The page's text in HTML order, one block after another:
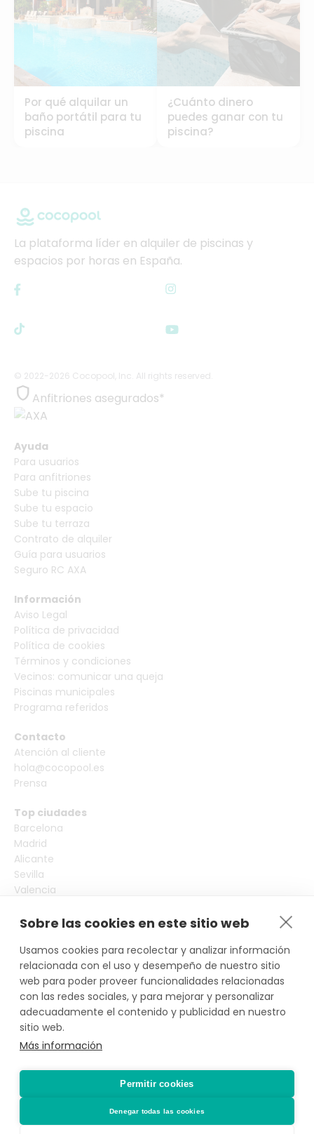
Sobre las cookies en este sitio web
Usamos cookies para recolectar y analizar información
relacionada con el uso y desempeño de nuestro sitio
web para poder proveer funcionalidades relacionadas
con las redes sociales, y para mejorar y personalizar
adecuadamente el contenido y publicidad en nuestro
sitio web.
Más información
Permitir cookies
Denegar todas las cookies
Por qué alquilar un
baño portátil para tu
piscina
¿Cuánto dinero
puedes ganar con tu
piscina?
La plataforma líder en alquiler de piscinas y
espacios por horas en España.
© 2022-2026 Cocopool, Inc. All rights reserved.
 Anfitriones asegurados*
Ayuda
Para usuarios
Para anfitriones
Sube tu piscina
Sube tu espacio
Sube tu terraza
Contrato de alquiler
Guía para usuarios
Seguro RC AXA
Información
Aviso Legal
Política de privacidad
Política de cookies
Términos y condiciones
Vecinos: comunicar una queja
Piscinas municipales
Programa referidos
Contacto
Atención al cliente
hola@cocopool.es
Prensa
Top ciudades
Barcelona
Madrid
Alicante
Sevilla
Valencia
Girona
Más ciudades
*Actividad, con seguro voluntario de
responsabilidad civil del propietario, contratado
por PLACE4PLAN, S.L. con AXA SEGUROS GENERALES,
S.A. de Seguros y Reaseguros, siempre que conste
notificada la reserva con mínimo 2 horas de
antelación.